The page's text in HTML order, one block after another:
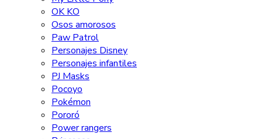
OK KO
Osos amorosos
Paw Patrol
Personajes Disney
Personajes infantiles
PJ Masks
Pocoyo
Pokémon
Pororó
Power rangers